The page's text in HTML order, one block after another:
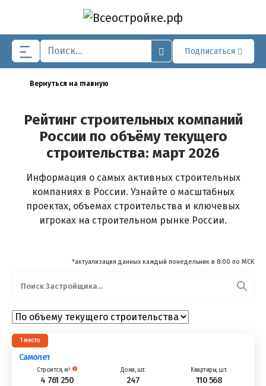
Skip to main content
Подписаться
Вернуться на главную
Рейтинг строительных компаний
России по объёму текущего
строительства: март 2026
Информация о самых активных строительных
компаниях в России. Узнайте о масштабных
проектах, объемах строительства и ключевых
игроках на строительном рынке России.
*актуализация данных каждый понедельник в 8:00 по МСК
1
Самолет
4 761 250 247 110 568